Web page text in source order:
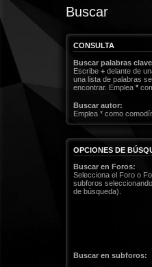
Buscar
CONSULTA
Buscar palabras
Escribe + delante de
una lista de palabras
encontrar. Emplea *
Buscar autor:
Emplea * como
OPCIONES DE
Buscar en Foros:
Selecciona el Foro o
subforos
de búsqueda).
Buscar en subforos: